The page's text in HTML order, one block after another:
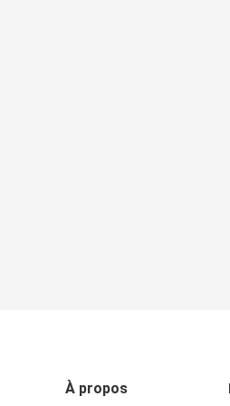
À propos